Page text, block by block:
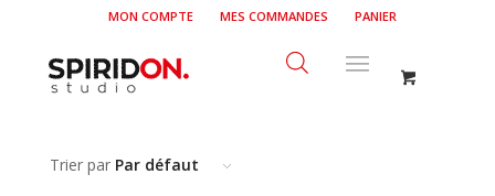
MON COMPTE MES COMMANDES PANIER
Trier par Par défaut